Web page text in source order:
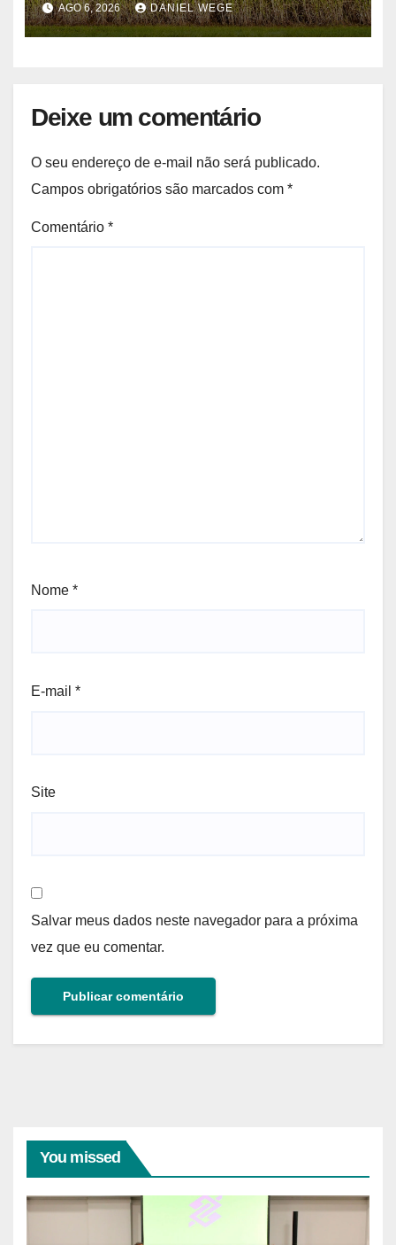
AGO 6, 2026 DANIEL WEGE
Deixe um comentário
O seu endereço de e-mail não será publicado.
Campos obrigatórios são marcados com *
Comentário *
Nome *
E-mail *
Site
Salvar meus dados neste navegador para a próxima
vez que eu comentar.
You missed